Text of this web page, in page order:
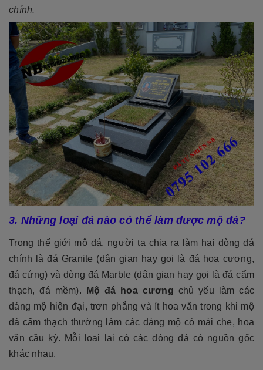
chính.
3. Những loại đá nào có thể làm được mộ đá?
Trong thế giới mộ đá, người ta chia ra làm hai dòng đá
chính là đá Granite (dân gian hay gọi là đá hoa cương,
đá cứng) và dòng đá Marble (dân gian hay gọi là đá cẩm
thạch, đá mềm).
Mộ đá hoa cương chủ yếu làm các
dáng mộ hiện đại, trơn phẳng và ít hoa văn trong khi mộ
đá cẩm thạch thường làm các dáng mộ có mái che, hoa
văn cầu kỳ. Mỗi loại lại có các dòng đá có nguồn gốc
khác nhau.